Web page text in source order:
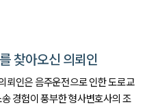
찾아오신 의뢰인
뢰인은 음주운전으로 인한 도로교
경험이 풍부한 형사변호사의 조